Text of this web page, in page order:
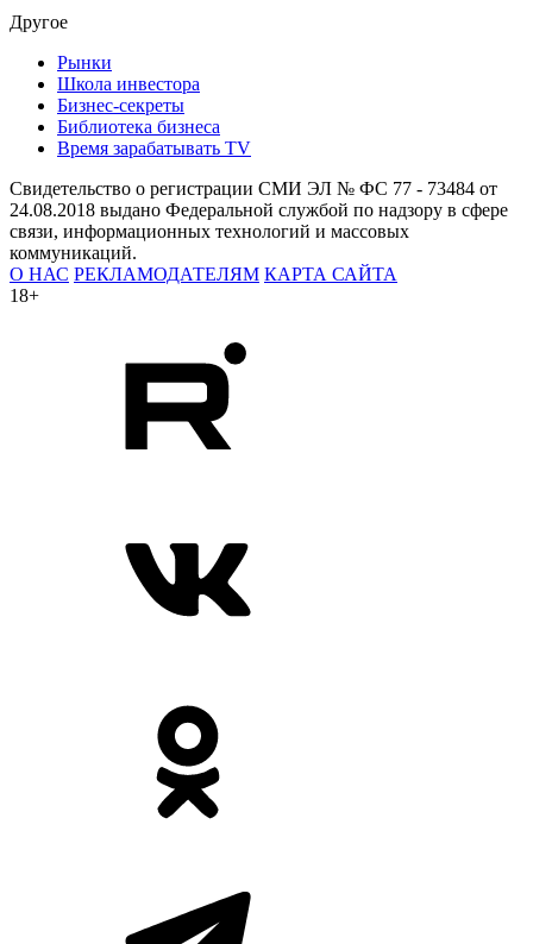
Другое
Рынки
Школа инвестора
Бизнес-секреты
Библиотека бизнеса
Время зарабатывать TV
Свидетельство о регистрации СМИ ЭЛ № ФС 77 - 73484 от
24.08.2018 выдано Федеральной службой по надзору в сфере
связи, информационных технологий и массовых
коммуникаций.
О НАС РЕКЛАМОДАТЕЛЯМ КАРТА САЙТА
18+